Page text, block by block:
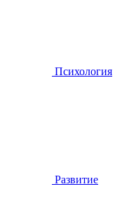
Психология
Развитие